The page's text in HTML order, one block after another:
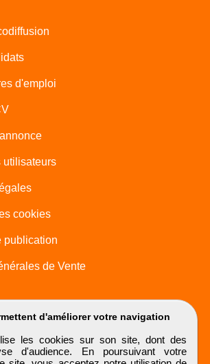
d'améliorer votre navigation
les cookies sur son site, dont des
d'audience. En poursuivant votre
d'emploi
utilisateurs
cookies
publication
de Vente